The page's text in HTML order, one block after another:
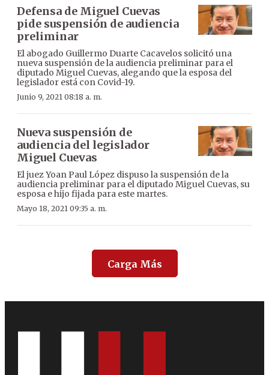
Defensa de Miguel Cuevas
pide suspensión de audiencia
preliminar
El abogado Guillermo Duarte Cacavelos solicitó una
nueva suspensión de la audiencia preliminar para el
diputado Miguel Cuevas, alegando que la esposa del
legislador está con Covid-19.
Junio 9, 2021 08:18 a. m.
Nueva suspensión de
audiencia del legislador
Miguel Cuevas
El juez Yoan Paul López dispuso la suspensión de la
audiencia preliminar para el diputado Miguel Cuevas, su
esposa e hijo fijada para este martes.
Mayo 18, 2021 09:35 a. m.
Carga Más